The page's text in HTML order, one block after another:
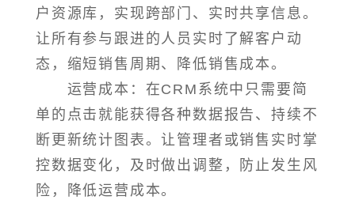
户资源库，实现跨部门、实时共享信息。
让所有参与跟进的人员实时了解客户动
态，缩短销售周期、降低销售成本。
运营成本：在CRM系统中只需要简
单的点击就能获得各种数据报告、持续不
断更新统计图表。让管理者或销售实时掌
控数据变化，及时做出调整，防止发生风
险，降低运营成本。